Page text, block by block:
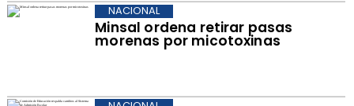
Minsal ordena retirar pasas
morenas por micotoxinas
NACIONAL